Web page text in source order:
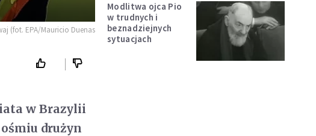
(fot. EPA/Mauricio Duenas
w Brazylii
drużyn
Modlitwa ojca Pio
w trudnych i
beznadziejnych
sytuacjach